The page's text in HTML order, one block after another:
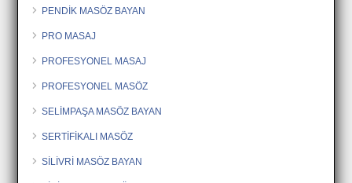
PENDİK MASÖZ BAYAN
PRO MASAJ
PROFESYONEL MASAJ
PROFESYONEL MASÖZ
SELİMPAŞA MASÖZ BAYAN
SERTİFİKALI MASÖZ
SİLİVRİ MASÖZ BAYAN